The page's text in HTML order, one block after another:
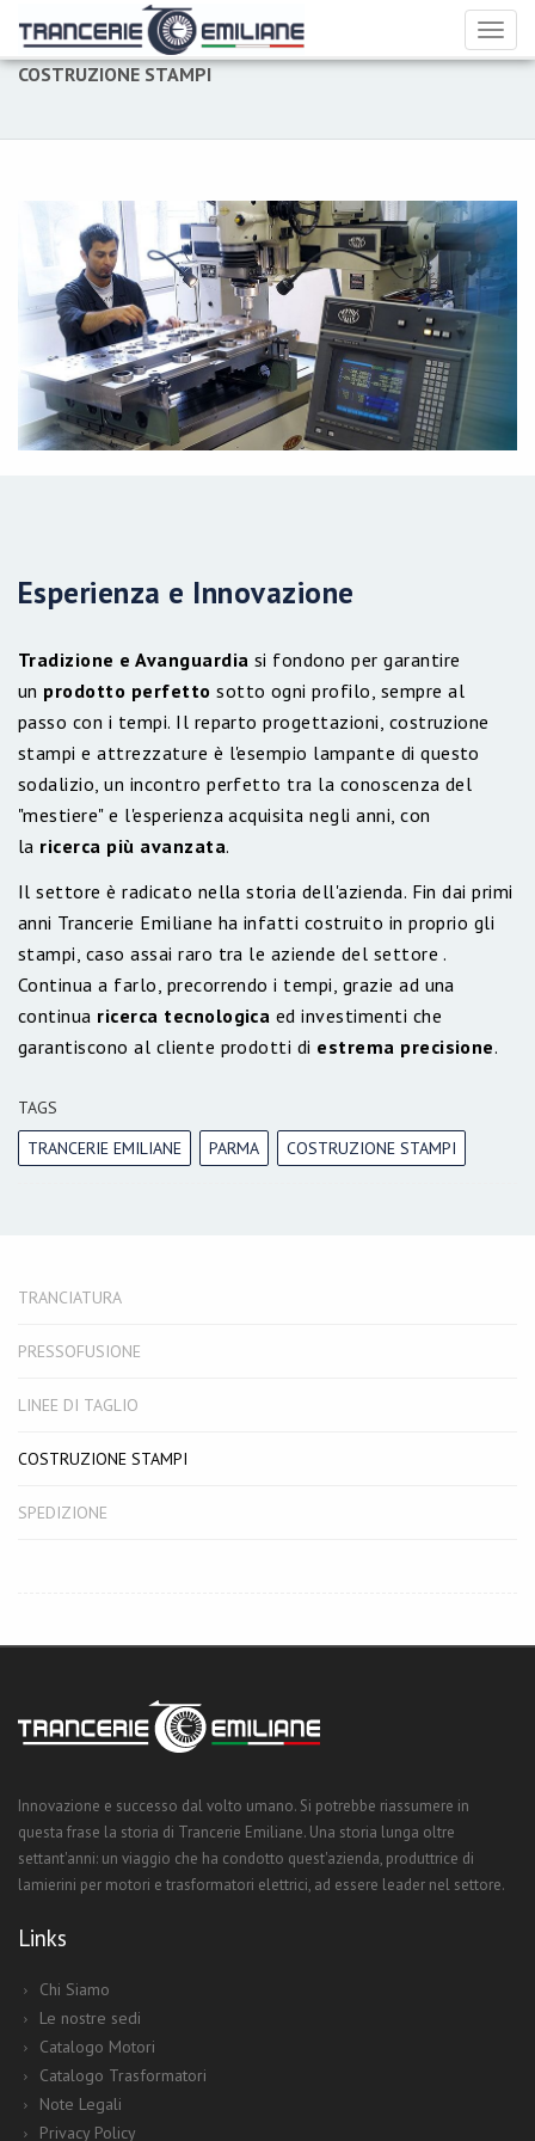
COSTRUZIONE STAMPI
Esperienza e Innovazione
Tradizione e Avanguardia si fondono per garantire
un prodotto perfetto sotto ogni profilo, sempre al
passo con i tempi. Il reparto progettazioni, costruzione
stampi e attrezzature è l'esempio lampante di questo
sodalizio, un incontro perfetto tra la conoscenza del
"mestiere" e l'esperienza acquisita negli anni, con
la ricerca più avanzata.
Il settore è radicato nella storia dell'azienda. Fin dai primi
anni Trancerie Emiliane ha infatti costruito in proprio gli
stampi, caso assai raro tra le aziende del settore .
Continua a farlo, precorrendo i tempi, grazie ad una
continua ricerca tecnologica ed investimenti che
garantiscono al cliente prodotti di estrema precisione.
TAGS
TRANCERIE EMILIANE
PARMA COSTRUZIONE STAMPI
TRANCIATURA
PRESSOFUSIONE
LINEE DI TAGLIO
COSTRUZIONE STAMPI
SPEDIZIONE
Innovazione e successo dal volto umano. Si potrebbe riassumere in
questa frase la storia di Trancerie Emiliane. Una storia lunga oltre
settant'anni: un viaggio che ha condotto quest'azienda, produttrice di
lamierini per motori e trasformatori elettrici, ad essere leader nel settore.
Links
Chi Siamo
Le nostre sedi
Catalogo Motori
Catalogo Trasformatori
Note Legali
Privacy Policy